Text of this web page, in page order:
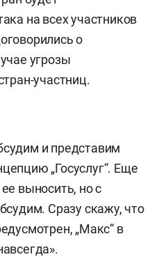
на всех участников
о
угрозы
участниц.
и представим
„Госуслуг“. Еще
выносить, но с
Сразу скажу, что
„Макс“ в